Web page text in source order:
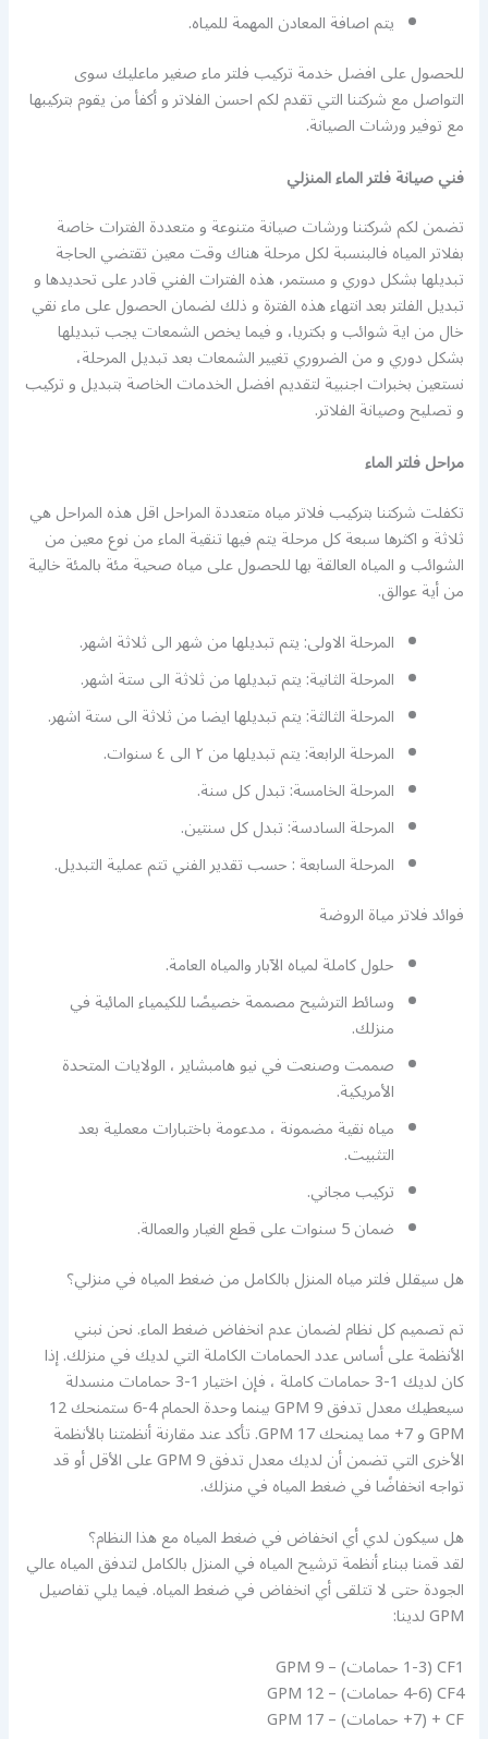
يتم اصافة المعادن المهمة للمياه.
للحصول على افضل خدمة تركيب فلتر ماء صغير ماعليك سوى
التواصل مع شركتنا التي تقدم لكم احسن الفلاتر و أكفأ من يقوم بتركيبها
مع توفير ورشات الصيانة.
فني صيانة فلتر الماء المنزلي
تضمن لكم شركتنا ورشات صيانة متنوعة و متعددة الفترات خاصة
بفلاتر المياه فالبنسبة لكل مرحلة هناك وقت معين تقتضي الحاجة
تبديلها بشكل دوري و مستمر، هذه الفترات الفني قادر على تحديدها و
تبديل الفلتر بعد انتهاء هذه الفترة و ذلك لضمان الحصول على ماء نقي
خال من اية شوائب و بكتريا، و فيما يخص الشمعات يجب تبديلها
بشكل دوري و من الضروري تغيير الشمعات بعد تبديل المرحلة،
نستعين بخبرات اجنبية لتقديم افضل الخدمات الخاصة بتبديل و تركيب
و تصليح وصيانة الفلاتر.
مراحل فلتر الماء
تكفلت شركتنا بتركيب فلاتر مياه متعددة المراحل اقل هذه المراحل هي
ثلاثة و اكثرها سبعة كل مرحلة يتم فيها تنقية الماء من نوع معين من
الشوائب و المياه العالقة بها للحصول على مياه صحية مئة بالمئة خالية
من أية عوالق.
المرحلة الاولى: يتم تبديلها من شهر الى ثلاثة اشهر.
المرحلة الثانية: يتم تبديلها من ثلاثة الى ستة اشهر.
المرحلة الثالثة: يتم تبديلها ايضا من ثلاثة الى ستة اشهر.
المرحلة الرابعة: يتم تبديلها من ٢ الى ٤ سنوات.
المرحلة الخامسة: تبدل كل سنة.
المرحلة السادسة: تبدل كل سنتين.
المرحلة السابعة : حسب تقدير الفني تتم عملية التبديل.
فوائد فلاتر مياة الروضة
حلول كاملة لمياه الآبار والمياه العامة.
وسائط الترشيح مصممة خصيصًا للكيمياء المائية في
منزلك.
صممت وصنعت في نيو هامبشاير ، الولايات المتحدة
الأمريكية.
مياه نقية مضمونة ، مدعومة باختبارات معملية بعد
التثبيت.
تركيب مجاني.
ضمان 5 سنوات على قطع الغيار والعمالة.
هل سيقلل فلتر مياه المنزل بالكامل من ضغط المياه في منزلي؟
تم تصميم كل نظام لضمان عدم انخفاض ضغط الماء. نحن نبني
الأنظمة على أساس عدد الحمامات الكاملة التي لديك في منزلك. إذا
كان لديك 1-3 حمامات كاملة ، فإن اختيار 1-3 حمامات منسدلة
سيعطيك معدل تدفق 9 GPM بينما وحدة الحمام 4-6 ستمنحك 12
GPM و 7+ مما يمنحك 17 GPM. تأكد عند مقارنة أنظمتنا بالأنظمة
الأخرى التي تضمن أن لديك معدل تدفق GPM 9 على الأقل أو قد
تواجه انخفاضًا في ضغط المياه في منزلك.
هل سيكون لدي أي انخفاض في ضغط المياه مع هذا النظام؟
لقد قمنا ببناء أنظمة ترشيح المياه في المنزل بالكامل لتدفق المياه عالي
الجودة حتى لا تتلقى أي انخفاض في ضغط المياه. فيما يلي تفاصيل
GPM لدينا:
CF1 (1-3 حمامات) – 9 GPM
CF4 (4-6 حمامات) – 12 GPM
CF + (7+ حمامات) – 17 GPM